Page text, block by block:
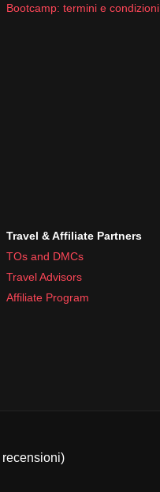
Bootcamp: termini e condizioni
Travel & Affiliate Partners
TOs and DMCs
Travel Advisors
Affiliate Program
recensioni)